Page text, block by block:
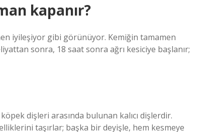
kapanır?
iyileşiyor gibi görünüyor. Kemiğin tamamen
sonra, 18 saat sonra ağrı kesiciye başlanır;
dişleri arasında bulunan kalıcı dişlerdir.
taşırlar; başka bir deyişle, hem kesmeye